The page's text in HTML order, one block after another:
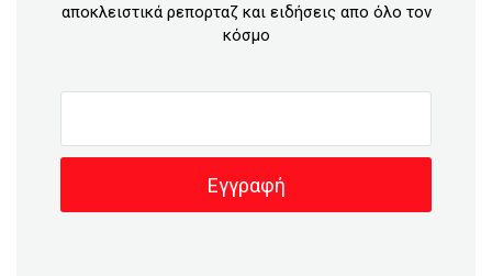
αποκλειστικά ρεπορταζ και ειδήσεις απο όλο τον
κόσμο